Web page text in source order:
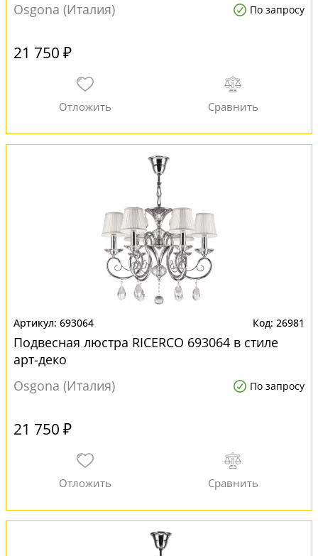
Osgona (Италия)
По запросу
21 750 ₽
693064 26981
Подвесная люстра RICERCO 693064 в стиле
арт-деко
Osgona (Италия)
По запросу
21 750 ₽